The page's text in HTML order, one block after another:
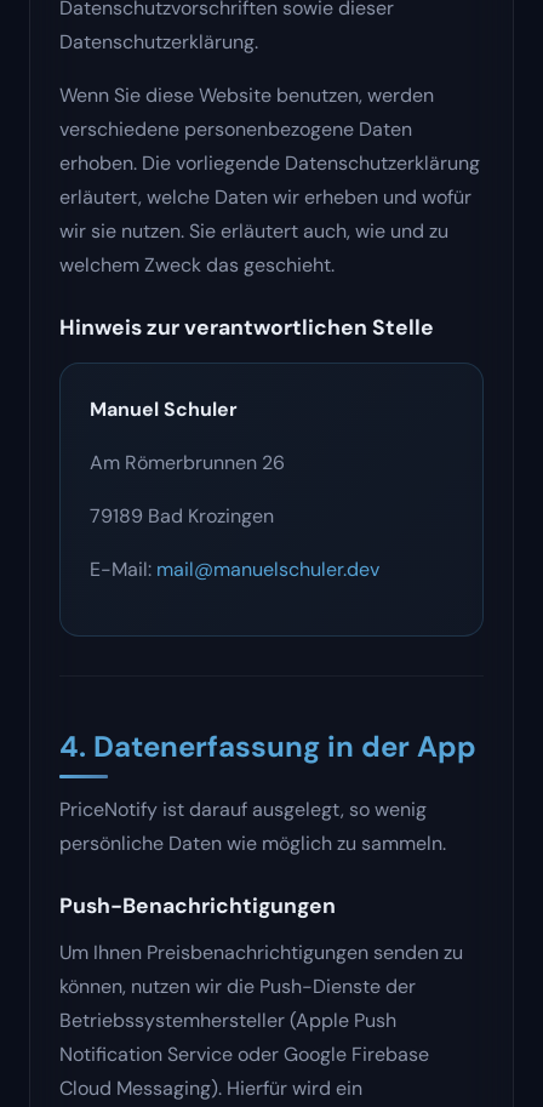
Datenschutzvorschriften sowie dieser
Datenschutzerklärung.
Wenn Sie diese Website benutzen, werden
verschiedene personenbezogene Daten
erhoben. Die vorliegende Datenschutzerklärung
erläutert, welche Daten wir erheben und wofür
wir sie nutzen. Sie erläutert auch, wie und zu
welchem Zweck das geschieht.
Hinweis zur verantwortlichen Stelle
Manuel Schuler
Am Römerbrunnen 26
79189 Bad Krozingen
E-Mail: mail@manuelschuler.dev
4. Datenerfassung in der App
PriceNotify ist darauf ausgelegt, so wenig
persönliche Daten wie möglich zu sammeln.
Push-Benachrichtigungen
Um Ihnen Preisbenachrichtigungen senden zu
können, nutzen wir die Push-Dienste der
Betriebssystemhersteller (Apple Push
Notification Service oder Google Firebase
Cloud Messaging). Hierfür wird ein